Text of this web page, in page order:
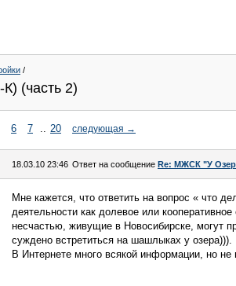
/
(часть 2)
6 7 .. 20 следующая →
18.03.10 23:46 Ответ на сообщение Re: МЖСК "У
Мне кажется, что ответить на вопрос « что
деятельности как долевое или
несчастью, живущие в Новосибирске, могут
суждено встретиться на шашлыках у озера))).
В Интернете много всякой информации, но не